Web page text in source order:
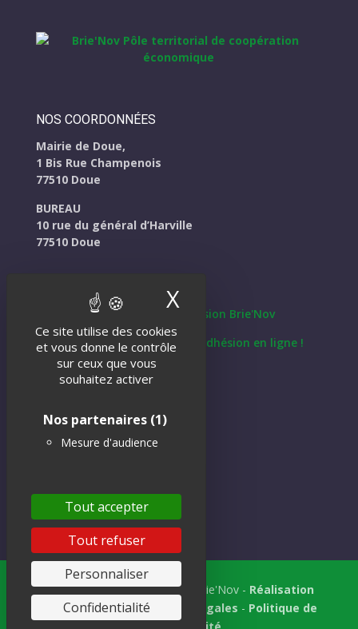
Ce site utilise des cookies
et vous donne le contrôle
sur ceux que vous
souhaitez activer
Nos partenaires (1)
Mesure d'audience
Tout accepter
Tout refuser
Personnaliser
Confidentialité
X
NOS COORDONNÉES
Mairie de Doue,
1 Bis Rue Champenois
77510 Doue
BUREAU
10 rue du général d’Harville
77510 Doue
ADHÉSION À L’ASSOCIATION
Télécharger le bulletin d'Adhésion Brie'Nov
Adhérer ou renouveller votre adhésion en ligne !
NOUS CONTACTER
Formulaire de contact
Tous droits réservés © 2018 Brie'Nov - Réalisation
Atelier Subotaï-Mentions légales - Politique de
confidentialité